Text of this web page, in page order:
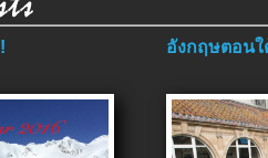
อังกฤษตอนใ